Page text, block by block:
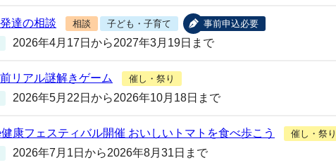
達の相談 相談 子ども・子育て
事前申込必要
2026年4月17日から2027年3月19日まで
リアル謎解きゲーム
催し・祭り
2026年5月22日から2026年10月18日まで
健康フェスティバル開催 おいしいトマトを食べ歩こう
催し・祭り
2026年7月1日から2026年8月31日まで